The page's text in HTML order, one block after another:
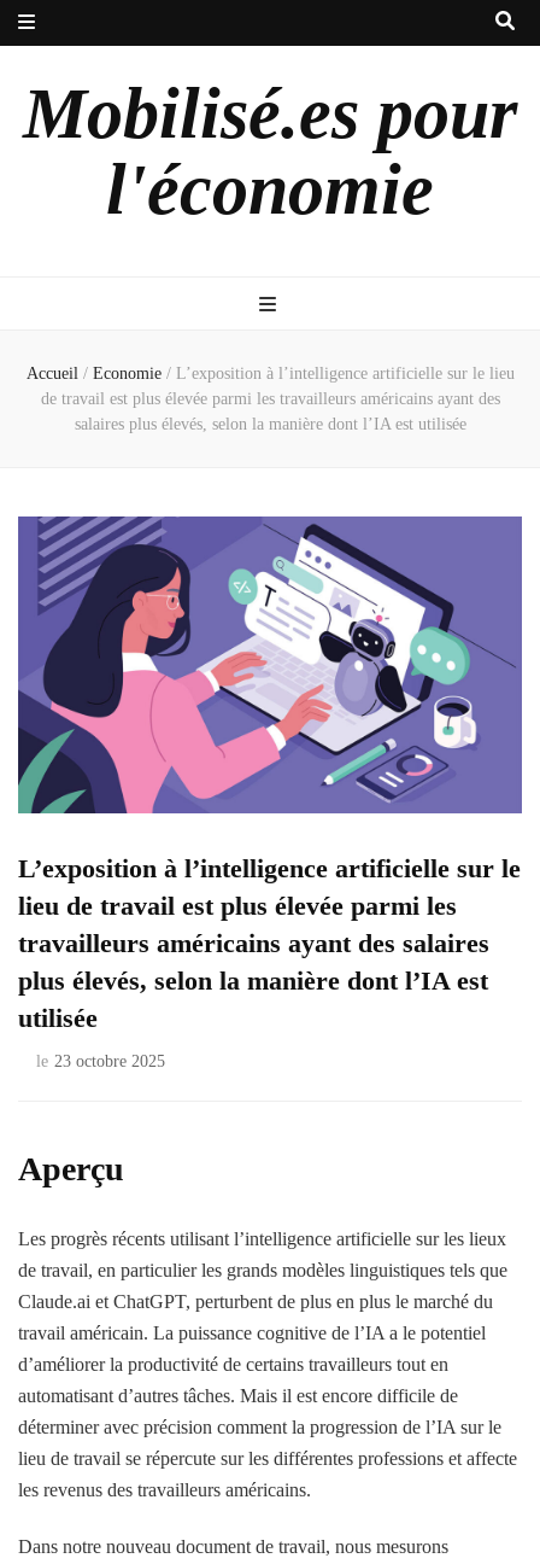
Mobilisé.es pour
l'économie
Accueil / Economie / L’exposition à l’intelligence artificielle sur le lieu
de travail est plus élevée parmi les travailleurs américains ayant des
salaires plus élevés, selon la manière dont l’IA est utilisée
L’exposition à l’intelligence artificielle sur le
lieu de travail est plus élevée parmi les
travailleurs américains ayant des salaires
plus élevés, selon la manière dont l’IA est
utilisée
le 23 octobre 2025
Aperçu
Les progrès récents utilisant l’intelligence artificielle sur les lieux
de travail, en particulier les grands modèles linguistiques tels que
Claude.ai et ChatGPT, perturbent de plus en plus le marché du
travail américain. La puissance cognitive de l’IA a le potentiel
d’améliorer la productivité de certains travailleurs tout en
automatisant d’autres tâches. Mais il est encore difficile de
déterminer avec précision comment la progression de l’IA sur le
lieu de travail se répercute sur les différentes professions et affecte
les revenus des travailleurs américains.
Dans notre nouveau document de travail, nous mesurons